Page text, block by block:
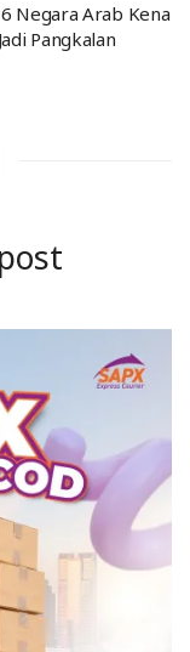
Negara Arab Kena
Pangkalan